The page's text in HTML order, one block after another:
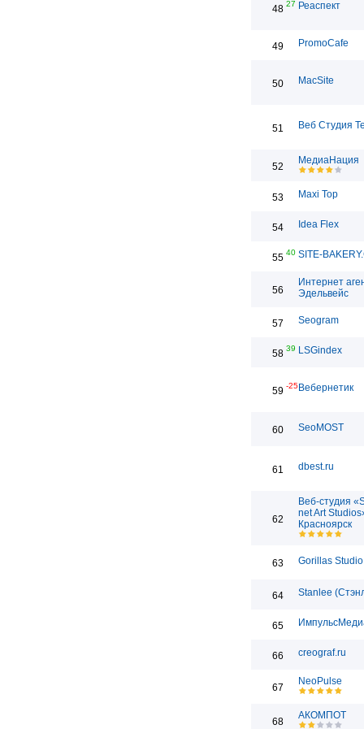
48 27 Реаспект
49 PromoCafe
50 MacSite
51 Веб Студия
52
МедиаНация
53 Maxi Top
54 Idea Flex
55 40 SITE-
56
Интернет
Эдельвейс
57 Seogram
58 39 LSGindex
59 -25Вебернетик
60 SeoMOST
61 dbest.ru
62
Веб-студия
net Art
Красноярск
63 Gorillas Studio
64 Stanlee
65
66 creograf.ru
67
NeoPulse
68
АКОМПОТ